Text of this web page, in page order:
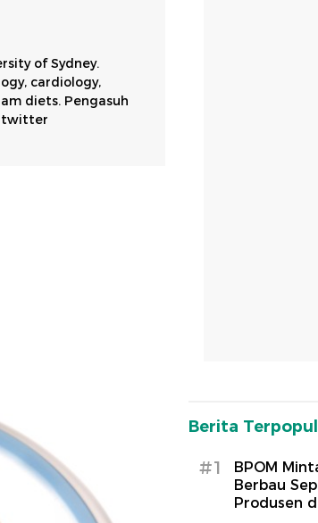
of Sydney.
cardiology,
diets. Pengasuh
twitter
Berita
#1
BPOM
Berbau
Produsen